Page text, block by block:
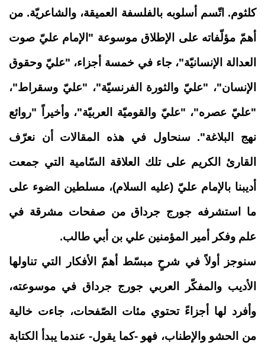
كلثوم. اتّسم أسلوبه بالفلسفة العميقة، والشاعريّة. من
أهمّ مؤلّفاته على الإطلاق موسوعة "الإمام عليّ صوت
العدالة الإنسانيّة"، جاء في خمسة أجزاء، "عليّ وحقوق
الإنسان"، "عليّ والثورة الفرنسيّة"، "عليّ وسقراط"،
"عليّ عصره"، "عليّ والقوميّة العربيّة"، وأخيراً "روائع
نهج البلاغة". سنحاول في هذه المقالات أن نعرّف
القارئ الكريم على تلك العلاقة السّامية التي جمعت
أديبنا بالإمام عليّ (عليه السلام)، مسلطين الضوء على
ما استشرفه جورج جرداق من صفحات مشرقة في
علم وفكر أمير المؤمنين علي بن أبي طالب.
سنوجز أولاً في شرحٍ مبسّط أهمّ الأفكار التي تناولها
الأديب والمفكّر العربي جورج جرداق في موسوعته،
وأفرد لها أجزاءً تحتوي مئات الصّفحات، جاءت خالية
من الحشو والإطناب، فهو -كما يقول- عندما يبدأ الكتابة